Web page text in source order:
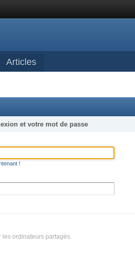
Articles
et votre mot de passe
!
ordinateurs partagés.